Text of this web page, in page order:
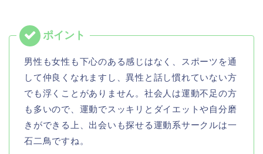
男性も女性も下心のある感じはなく、スポーツを通
して仲良くなれますし、異性と話し慣れていない方
でも浮くことがありません。社会人は運動不足の方
も多いので、運動でスッキリとダイエットや自分磨
きができる上、出会いも探せる運動系サークルは一
石二鳥ですね。